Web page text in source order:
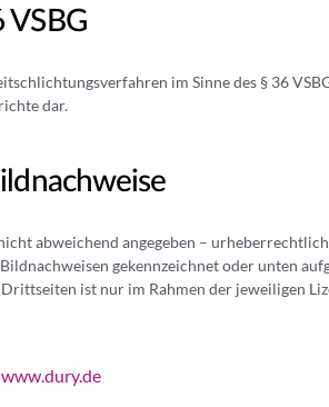
VSBG
im Sinne des § 36
dar.
abweichend angegeben –
gekennzeichnet oder unten
ist nur im Rahmen der jeweiligen
www.dury.de